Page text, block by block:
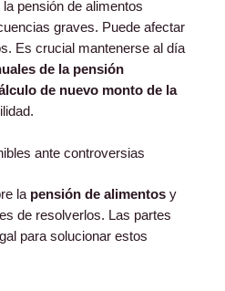
pensión de alimentos
graves. Puede afectar
Es crucial mantenerse al día
de la pensión
de nuevo monto de la
ante controversias
la pensión de alimentos y
de resolverlos. Las partes
para solucionar estos